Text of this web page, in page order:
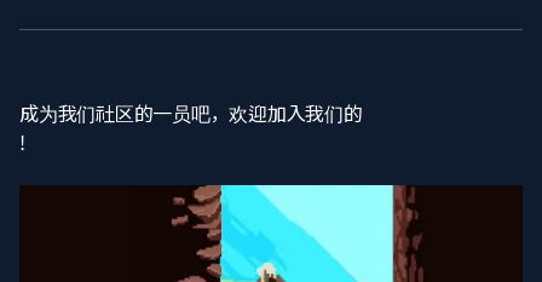
成为我们社区的一员吧，欢迎加入我们的
!